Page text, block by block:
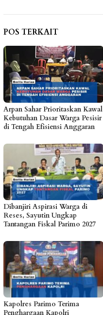
POS TERKAIT
Arpan Sahar Prioritaskan Kawal
Kebutuhan Dasar Warga Pesisir
di Tengah Efisiensi Anggaran
Dibanjiri Aspirasi Warga di
Reses, Sayutin Ungkap
Tantangan Fiskal Parimo 2027
Kapolres Parimo Terima
Penghargaan Kapolri